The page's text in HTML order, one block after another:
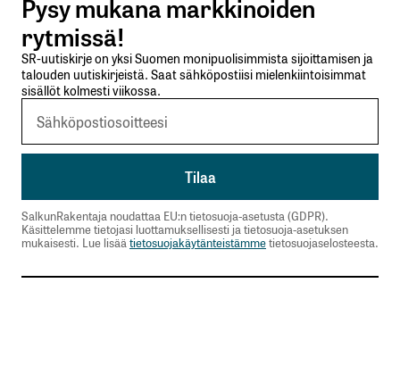
Lähetä kommentti
rytmissä!
SR-uutiskirje on yksi Suomen monipuolisimmista sijoittamisen ja
talouden uutiskirjeistä. Saat sähköpostiisi mielenkiintoisimmat
sisällöt kolmesti viikossa.
SalkunRakentaja noudattaa EU:n tietosuoja-asetusta (GDPR).
Käsittelemme tietojasi luottamuksellisesti ja tietosuoja-asetuksen
mukaisesti. Lue lisäätietosuojakäytänteistämmetietosuojaselosteesta.